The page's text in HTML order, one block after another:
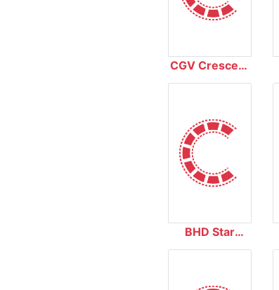
CGV Crescent
Mall
BHD Star
Quang Trung